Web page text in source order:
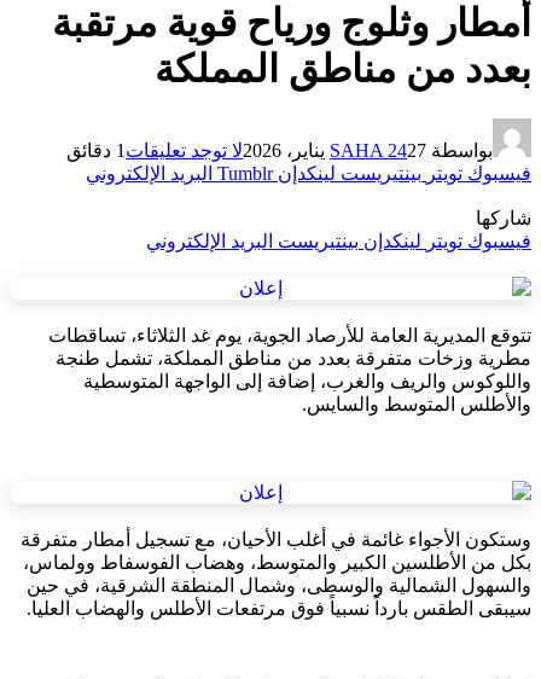
أمطار وثلوج ورياح قوية مرتقبة
بعدد من مناطق المملكة
بواسطة SAHA 2427 يناير، 2026 لا توجد تعليقات 1 دقائق
فيسبوك تويتر بينتيريست لينكدإن Tumblr البريد الإلكتروني
شاركها
فيسبوك تويتر لينكدإن بينتيريست البريد الإلكتروني
تتوقع المديرية العامة للأرصاد الجوية، يوم غد الثلاثاء، تساقطات
مطرية وزخات متفرقة بعدد من مناطق المملكة، تشمل طنجة
واللوكوس والريف والغرب، إضافة إلى الواجهة المتوسطية
والأطلس المتوسط والسايس.
وستكون الأجواء غائمة في أغلب الأحيان، مع تسجيل أمطار متفرقة
بكل من الأطلسين الكبير والمتوسط، وهضاب الفوسفاط وولماس،
والسهول الشمالية والوسطى، وشمال المنطقة الشرقية، في حين
سيبقى الطقس بارداً نسبياً فوق مرتفعات الأطلس والهضاب العليا.